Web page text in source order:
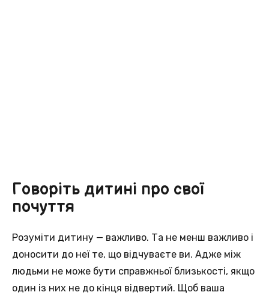
Говоріть дитині про свої
почуття
Розуміти дитину — важливо. Та не менш важливо і
доносити до неї те, що відчуваєте ви. Адже між
людьми не може бути справжньої близькості, якщо
один із них не до кінця відвертий. Щоб ваша